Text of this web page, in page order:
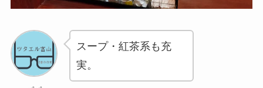
スープ・紅茶系も充
実。